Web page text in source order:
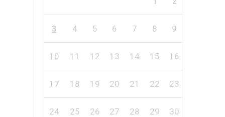
3 4 5 6 7 8 9
10 11 12 13 14 15 16
17 18 19 20 21 22 23
24 25 26 27 28 29 30